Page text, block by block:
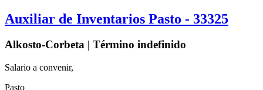
Auxiliar de Inventarios Pasto - 33325
Alkosto-Corbeta | Término indefinido
Salario a convenir,
Pasto